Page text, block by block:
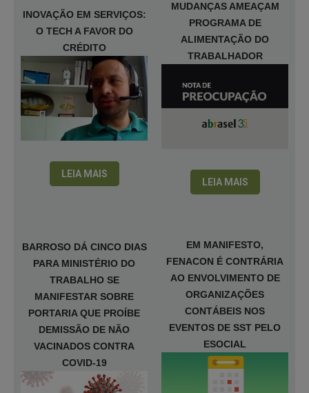
INOVAÇÃO EM SERVIÇOS:
O TECH A FAVOR DO
CRÉDITO
LEIA MAIS
MUDANÇAS AMEAÇAM
PROGRAMA DE
ALIMENTAÇÃO DO
TRABALHADOR
LEIA MAIS
BARROSO DÁ CINCO DIAS
PARA MINISTÉRIO DO
TRABALHO SE
MANIFESTAR SOBRE
PORTARIA QUE PROÍBE
DEMISSÃO DE NÃO
VACINADOS CONTRA
COVID-19
EM MANIFESTO,
FENACON É CONTRÁRIA
AO ENVOLVIMENTO DE
ORGANIZAÇÕES
CONTÁBEIS NOS
EVENTOS DE SST PELO
ESOCIAL